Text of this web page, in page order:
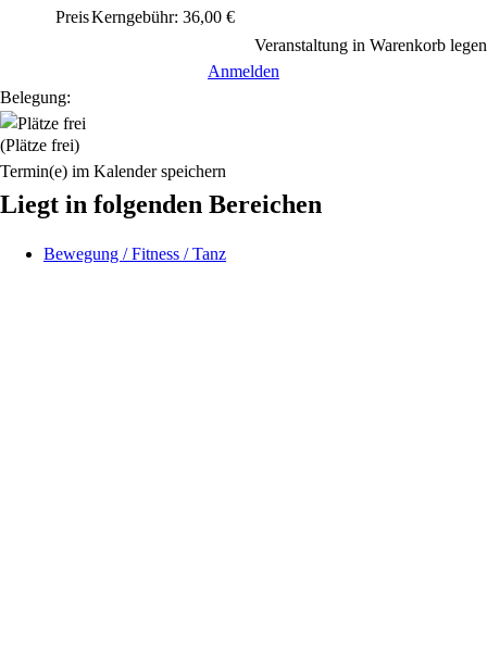
PreisKerngebühr: 36,00 €
Veranstaltung in Warenkorb legen
Anmelden
Belegung:
(Plätze frei)
Termin(e) im Kalender speichern
Liegt in folgenden Bereichen
Bewegung / Fitness / Tanz